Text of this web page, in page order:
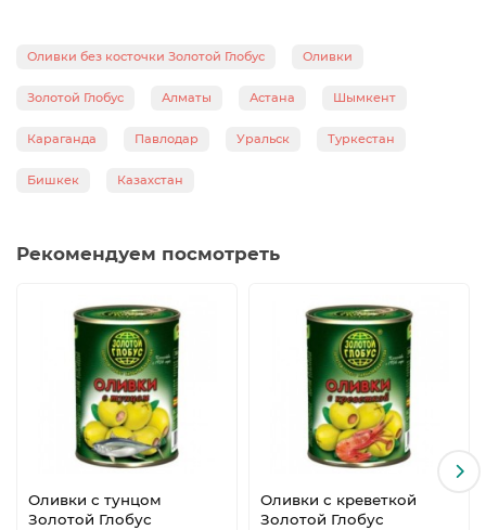
Оливки без косточки Золотой Глобус Оливки
Золотой Глобус Алматы Астана Шымкент
Караганда Павлодар Уральск Туркестан
Бишкек Казахстан
Рекомендуем посмотреть
Оливки с тунцом
Золотой Глобус
Оливки с креветкой
Золотой Глобус